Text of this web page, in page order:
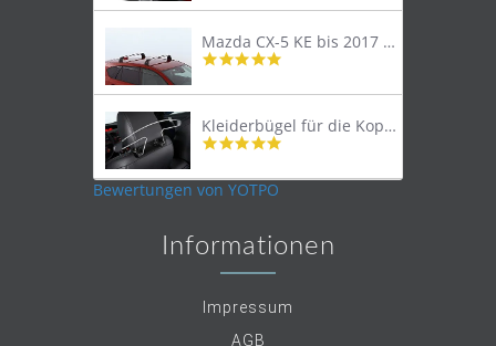
rating
Mazda CX-5 KE bis 2017 Lastenträger Dachträger
4.9
rating
Kleiderbügel für die Kopfstütze
4.9
rating
Bewertungen von YOTPO
Informationen
Impressum
AGB